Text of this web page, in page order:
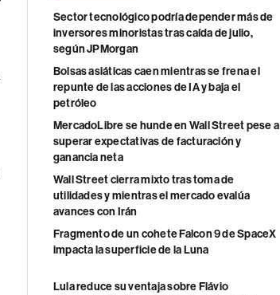
Sector tecnológico podría depender más de
inversores minoristas tras caída de julio,
según JPMorgan
Bolsas asiáticas caen mientras se frena el
repunte de las acciones de IA y baja el
petróleo
MercadoLibre se hunde en Wall Street pese a
superar expectativas de facturación y
ganancia neta
Wall Street cierra mixto tras toma de
utilidades y mientras el mercado evalúa
avances con Irán
Fragmento de un cohete Falcon 9 de SpaceX
impacta la superficie de la Luna
Lula reduce su ventaja sobre Flávio